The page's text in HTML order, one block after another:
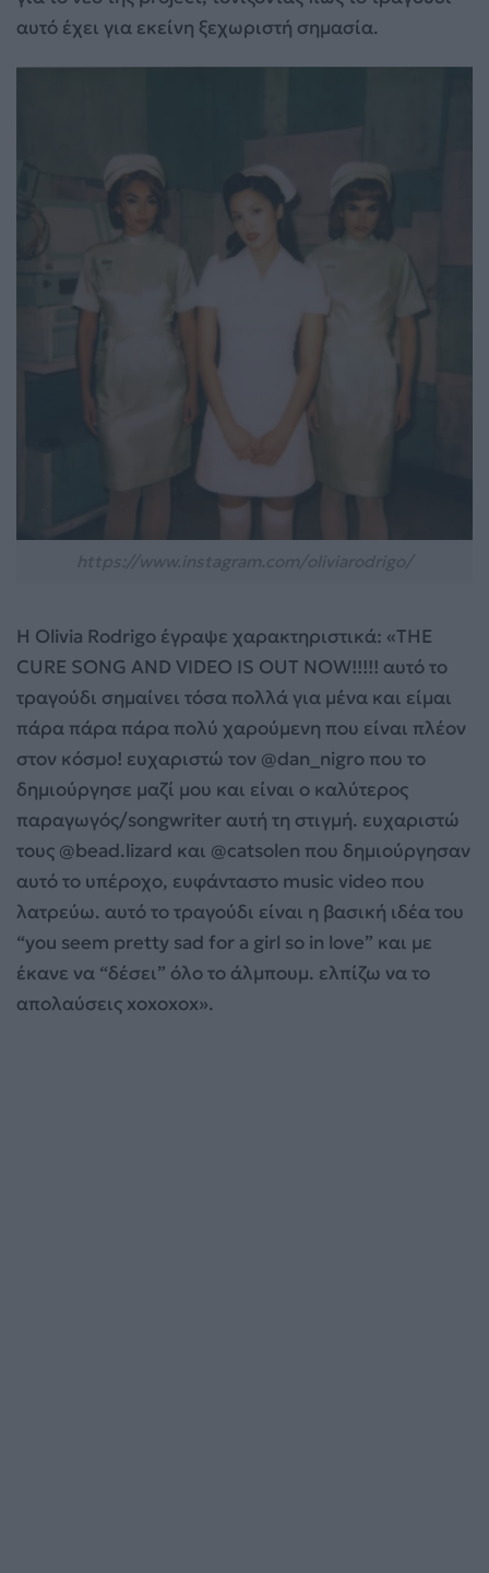
αυτό έχει για εκείνη ξεχωριστή σημασία.
Η Olivia Rodrigo έγραψε χαρακτηριστικά: «THE
CURE SONG AND VIDEO IS OUT NOW!!!!! αυτό το
τραγούδι σημαίνει τόσα πολλά για μένα και είμαι
πάρα πάρα πάρα πολύ χαρούμενη που είναι πλέον
στον κόσμο! ευχαριστώ τον @dan_nigro που το
δημιούργησε μαζί μου και είναι ο καλύτερος
παραγωγός/songwriter αυτή τη στιγμή. ευχαριστώ
τους @bead.lizard και @catsolen που δημιούργησαν
αυτό το υπέροχο, ευφάνταστο music video που
λατρεύω. αυτό το τραγούδι είναι η βασική ιδέα του
“you seem pretty sad for a girl so in love” και με
έκανε να “δέσει” όλο το άλμπουμ. ελπίζω να το
απολαύσεις xoxoxox».